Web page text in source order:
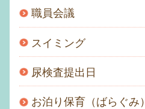
職員会議
スイミング
尿検査提出日
お泊り保育（ばらぐみ）